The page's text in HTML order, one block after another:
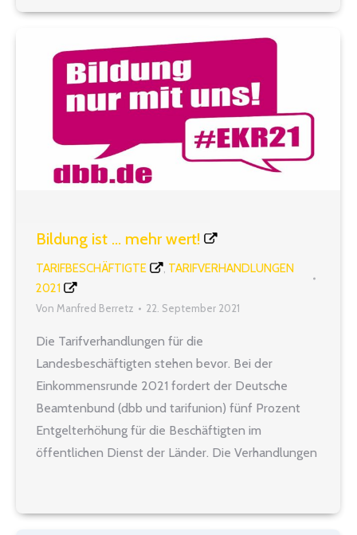
184 Millionen Euro für ein zweites…
Bildung ist … mehr wert!
TARIFBESCHÄFTIGTE
TARIFVERHANDLUNGEN
2021
Von Manfred Berretz 22. September 2021
Die Tarifverhandlungen für die
Landesbeschäftigten stehen bevor. Bei der
Einkommensrunde 2021 fordert der Deutsche
Beamtenbund (dbb und tarifunion) fünf Prozent
Entgelterhöhung für die Beschäftigten im
öffentlichen Dienst der Länder. Die Verhandlungen
sind vorgesehen für den 1./2. November sowie den